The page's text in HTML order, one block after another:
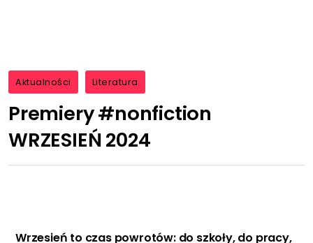
Aktualności Literatura
Premiery #nonfiction
WRZESIEŃ 2024
Wrzesień to czas powrotów: do szkoły, do pracy,